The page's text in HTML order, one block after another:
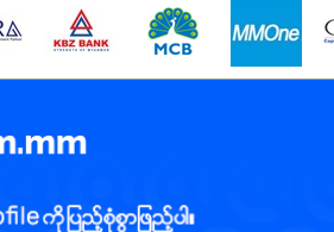
င်ခဲ့ပြီး သိပ္ပံ၊ အင်ဂျင်နီယာနှင့် ဓာတ်ခွဲခန်းသုံး
က်လျှက်ရှိသည့် ကုမ္ပဏီတစ်ခုဖြစ် ပါသည်။ ကုမ္ပဏီ၏